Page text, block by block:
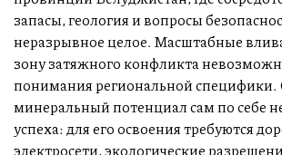
запасы, геология и вопросы
неразрывное целое. Масштабные
зону затяжного конфликта
понимания региональной
минеральный потенциал сам по себе
успеха: для его освоения требуются
электросети, экологические